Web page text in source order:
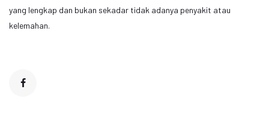
yang lengkap dan bukan sekadar tidak adanya penyakit atau
kelemahan.